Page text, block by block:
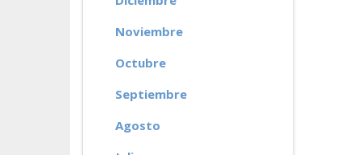
Noviembre
Octubre
Septiembre
Agosto